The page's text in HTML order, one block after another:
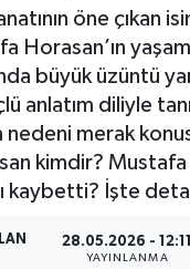
öne çıkan
Horasan’ın
büyük üzüntü
anlatım diliyle
nedeni merak
kimdir?
kaybetti? İşte
28.05.2026 - 12:11
YAYINLANMA